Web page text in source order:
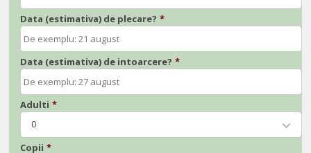
Data (estimativa) de plecare? *
Data (estimativa) de intoarcere? *
Adulti *
0
Copii *